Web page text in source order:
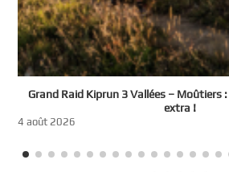
Grand Raid Kiprun 3 Vallées – Moûtiers
extra !
4 août 2026